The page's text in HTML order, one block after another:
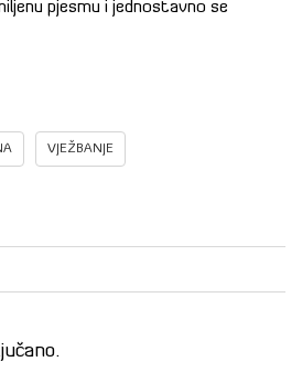
pjesmu i jednostavno se
VJEŽBANJE